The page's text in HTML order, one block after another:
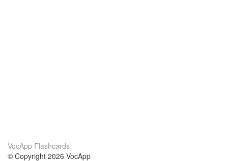
VocApp Flashcards
© Copyright 2026 VocApp